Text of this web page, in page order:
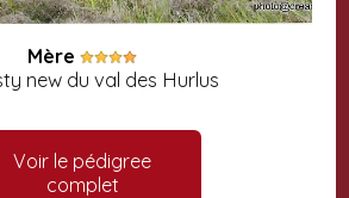
Mère
new du val des Hurlus
Voir le pédigree
complet